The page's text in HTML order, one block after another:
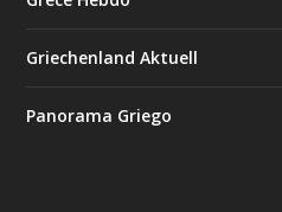
Griechenland Aktuell
Panorama Griego